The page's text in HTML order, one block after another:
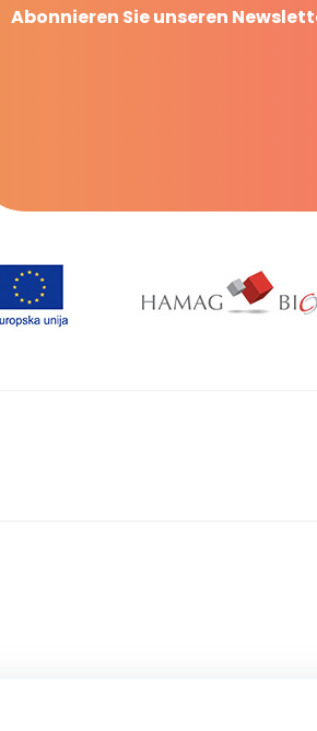
Abonnieren Sie unseren